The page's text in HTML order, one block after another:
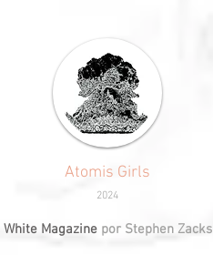
Atomis Girls
2024
White Magazinepor Stephen Zacks